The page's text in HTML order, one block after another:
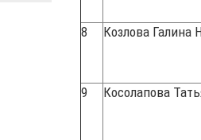
8 Козлова Галина
9 Косолапова